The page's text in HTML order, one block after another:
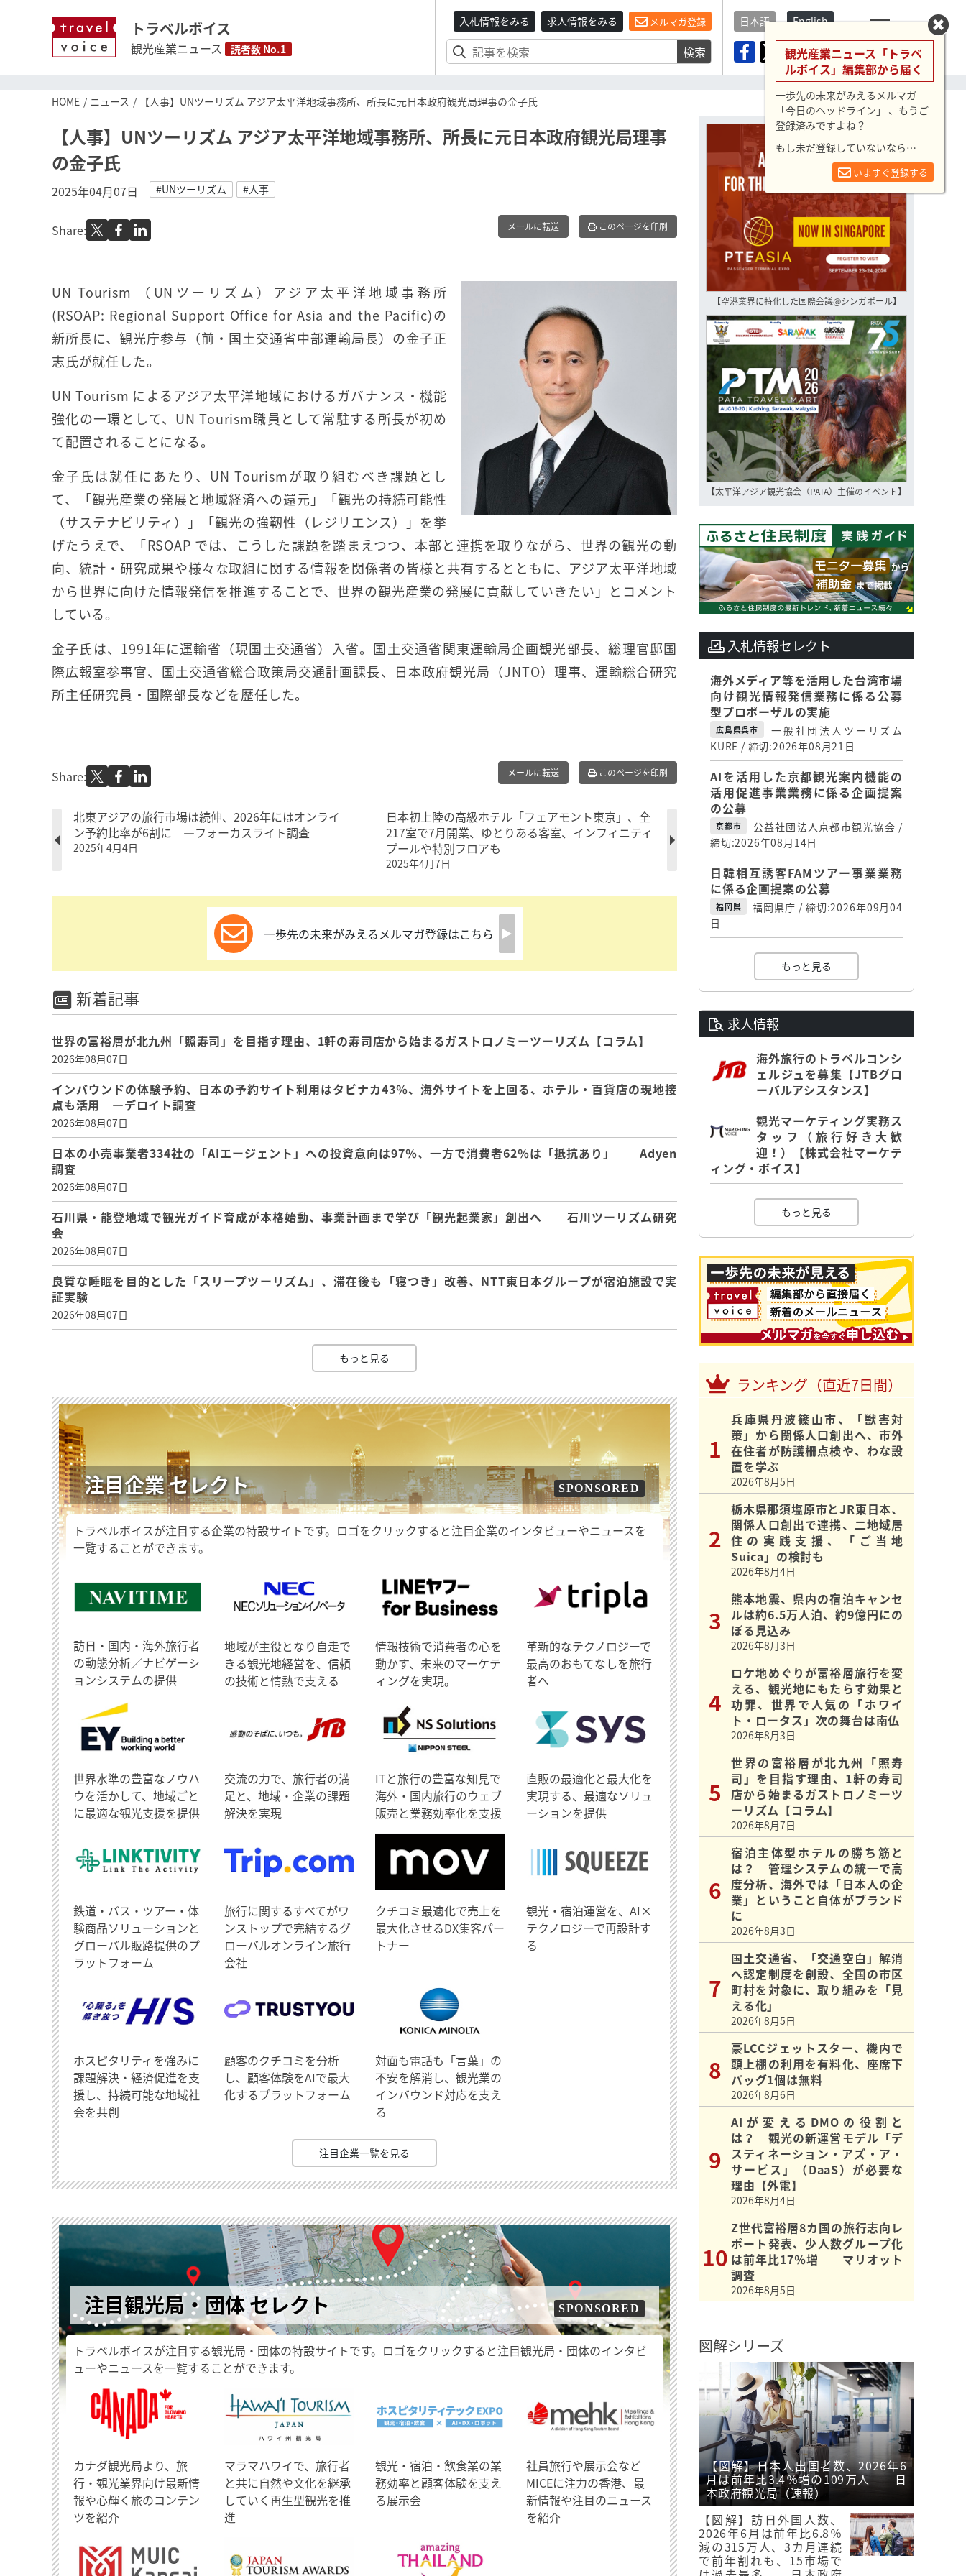
トラベルボイス
観光産業ニュース 読者数 No.1
入札情報をみる 求人情報をみる メルマガ登録
検索
日本語 English
メニュー
HOME ニュース 【人事】UNツーリズム アジア太平洋地域事務所、所長に元日本政府観光局理事の金子氏
【人事】UNツーリズム アジア太平洋地域事務所、所長に元日本政府観光局理事
の金子氏
2025年04月07日 #UNツーリズム #人事
Share: メールに転送 このページを印刷
UN Tourism （UNツーリズム）アジア太平洋地域事務所
(RSOAP: Regional Support Office for Asia and the Pacific)の
新所長に、観光庁参与（前・国土交通省中部運輸局長）の金子正
志氏が就任した。
UN Tourism によるアジア太平洋地域におけるガバナンス・機能
強化の一環として、UN Tourism職員として常駐する所長が初め
て配置されることになる。
金子氏は就任にあたり、UN Tourismが取り組むべき課題とし
て、「観光産業の発展と地域経済への還元」「観光の持続可能性
（サステナビリティ）」「観光の強靭性（レジリエンス）」を挙
げたうえで、「RSOAP では、こうした課題を踏まえつつ、本部と連携を取りながら、世界の観光の動
向、統計・研究成果や様々な取組に関する情報を関係者の皆様と共有するとともに、アジア太平洋地域
から世界に向けた情報発信を推進することで、世界の観光産業の発展に貢献していきたい」とコメント
している。
金子氏は、1991年に運輸省（現国土交通省）入省。国土交通省関東運輸局企画観光部長、総理官邸国
際広報室参事官、国土交通省総合政策局交通計画課長、日本政府観光局（JNTO）理事、運輸総合研究
所主任研究員・国際部長などを歴任した。
Share: メールに転送 このページを印刷
北東アジアの旅行市場は続伸、2026年にはオンライ
ン予約比率が6割に ―フォーカスライト調査
2025年4月4日
日本初上陸の高級ホテル「フェアモント東京」、全
217室で7月開業、ゆとりある客室、インフィニティ
プールや特別フロアも
2025年4月7日
一歩先の未来がみえるメルマガ登録はこちら
新着記事
世界の富裕層が北九州「照寿司」を目指す理由、1軒の寿司店から始まるガストロノミーツーリズム【コラム】
2026年08月07日
インバウンドの体験予約、日本の予約サイト利用はタビナカ43％、海外サイトを上回る、ホテル・百貨店の現地接
点も活用 ―デロイト調査
2026年08月07日
日本の小売事業者334社の「AIエージェント」への投資意向は97％、一方で消費者62％は「抵抗あり」 ―Adyen
調査
2026年08月07日
石川県・能登地域で観光ガイド育成が本格始動、事業計画まで学び「観光起業家」創出へ ―石川ツーリズム研究
会
2026年08月07日
良質な睡眠を目的とした「スリープツーリズム」、滞在後も「寝つき」改善、NTT東日本グループが宿泊施設で実
証実験
2026年08月07日
もっと見る
注目企業 セレクト SPONSORED
トラベルボイスが注目する企業の特設サイトです。ロゴをクリックすると注目企業のインタビューやニュースを
一覧することができます。
訪日・国内・海外旅行者
の動態分析／ナビゲーシ
ョンシステムの提供
地域が主役となり自走で
きる観光地経営を、信頼
の技術と情熱で支える
情報技術で消費者の心を
動かす、未来のマーケテ
ィングを実現。
革新的なテクノロジーで
最高のおもてなしを旅行
者へ
世界水準の豊富なノウハ
ウを活かして、地域ごと
に最適な観光支援を提供
交流の力で、旅行者の満
足と、地域・企業の課題
解決を実現
ITと旅行の豊富な知見で
海外・国内旅行のウェブ
販売と業務効率化を支援
直販の最適化と最大化を
実現する、最適なソリュ
ーションを提供
鉄道・バス・ツアー・体
験商品ソリューションと
グローバル販路提供のプ
ラットフォーム
旅行に関するすべてがワ
ンストップで完結するグ
ローバルオンライン旅行
会社
クチコミ最適化で売上を
最大化させるDX集客パー
トナー
観光・宿泊運営を、AI×
テクノロジーで再設計す
る
ホスピタリティを強みに
課題解決・経済促進を支
援し、持続可能な地域社
会を共創
顧客のクチコミを分析
し、顧客体験をAIで最大
化するプラットフォーム
対面も電話も「言葉」の
不安を解消し、観光業の
インバウンド対応を支え
る
注目企業一覧を見る
注目観光局・団体 セレクト SPONSORED
トラベルボイスが注目する観光局・団体の特設サイトです。ロゴをクリックすると注目観光局・団体のインタビ
ューやニュースを一覧することができます。
​カナダ観光局より、旅
行・観光業界向け最新情
報や心輝く旅のコンテン
ツを紹介
マラマハワイで、旅行者
と共に自然や文化を継承
していく再生型観光を推
進
観光・宿泊・飲食業の業
務効率と顧客体験を支え
る展示会
社員旅行や展示会など
MICEに注力の香港、最
新情報や注目のニュース
を紹介
【空港業界に特化した国際会議@シンガポール】
【太平洋アジア観光協会（PATA）主催のイベント】
入札情報セレクト
海外メディア等を活用した台湾市場
向け観光情報発信業務に係る公募
型プロポーザルの実施
広島県呉市
一般社団法人ツーリズム
KURE / 締切:2026年08月21日
AIを活用した京都観光案内機能の
活用促進事業業務に係る企画提案
の公募
京都市
公益社団法人京都市観光協会 /
締切:2026年08月14日
日韓相互誘客FAMツアー事業業務
に係る企画提案の公募
福岡県
福岡県庁 / 締切:2026年09月04
日
もっと見る
求人情報
海外旅行のトラベルコンシ
ェルジュを募集【JTBグロ
ーバルアシスタンス】
観光マーケティング実務ス
タッフ（旅行好き大歓
迎！）【株式会社マーケテ
ィング・ボイス】
もっと見る
ランキング（直近7日間）
兵庫県丹波篠山市、「獣害対
策」から関係人口創出へ、市外
在住者が防護柵点検や、わな設
置を学ぶ
2026年8月5日
栃木県那須塩原市とJR東日本、
関係人口創出で連携、二地域居
住の実践支援、「ご当地
Suica」の検討も
2026年8月4日
熊本地震、県内の宿泊キャンセ
ルは約6.5万人泊、約9億円にの
ぼる見込み
2026年8月3日
ロケ地めぐりが富裕層旅行を変
える、観光地にもたらす効果と
功罪、世界で人気の「ホワイ
ト・ロータス」次の舞台は南仏
2026年8月3日
世界の富裕層が北九州「照寿
司」を目指す理由、1軒の寿司
店から始まるガストロノミーツ
ーリズム【コラム】
2026年8月7日
宿泊主体型ホテルの勝ち筋と
は？ 管理システムの統一で高
度分析、海外では「日本人の企
業」ということ自体がブランド
に
2026年8月3日
国土交通省、「交通空白」解消
へ認定制度を創設、全国の市区
町村を対象に、取り組みを「見
える化」
2026年8月5日
豪LCCジェットスター、機内で
頭上棚の利用を有料化、座席下
バッグ1個は無料
2026年8月6日
AIが変えるDMOの役割と
は？ 観光の新運営モデル「デ
スティネーション・アズ・ア・
サービス」（DaaS）が必要な
理由【外電】
2026年8月4日
Z世代富裕層8カ国の旅行志向レ
ポート発表、少人数グループ化
は前年比17％増 ―マリオット
調査
2026年8月5日
図解シリーズ
【図解】日本人出国者数、2026年6
月は前年比3.4％増の109万人 ―日
本政府観光局（速報）
【図解】訪日外国人数、
2026年6月は前年比6.8％
減の315万人、3カ月連続
で前年割れも、15市場で
観光産業ニュース「トラベ
ルボイス」編集部から届く
一歩先の未来がみえるメルマガ
「今日のヘッドライン」 、もうご
登録済みですよね？
もし未だ登録していないなら…
いますぐ登録する